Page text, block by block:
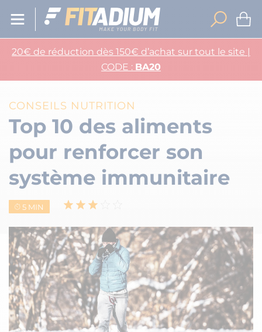
20€ de réduction dès 150€ d’achat sur tout le site |
CODE : BA20
CONSEILS NUTRITION
Top 10 des aliments
pour renforcer son
système immunitaire
5 MIN